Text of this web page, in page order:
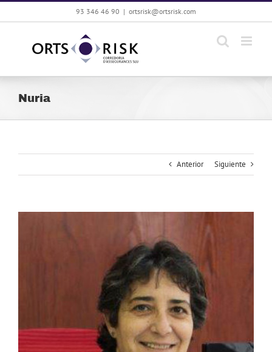
Saltar
93 346 46 90 | ortsrisk@ortsrisk.com
Nuria
Anterior Siguiente